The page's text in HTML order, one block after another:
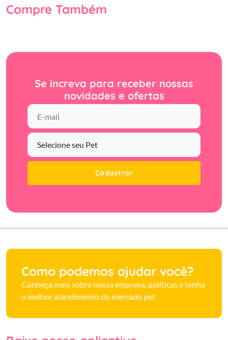
Compre Também
Se increva para receber nossas
novidades e ofertas
Cadastrar
Como podemos ajudar você?
Conheça mais sobre nossa empresa, políticas e tenha
o melhor atendimento do mercado pet